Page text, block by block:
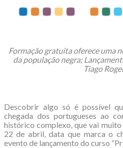
Formação gratuita oferece uma
da população negra;
Tiago
Descobrir algo só é possível
chegada dos portugueses ao
histórico complexo, que vai
22 de abril, data que marca o
evento de lançamento do curso